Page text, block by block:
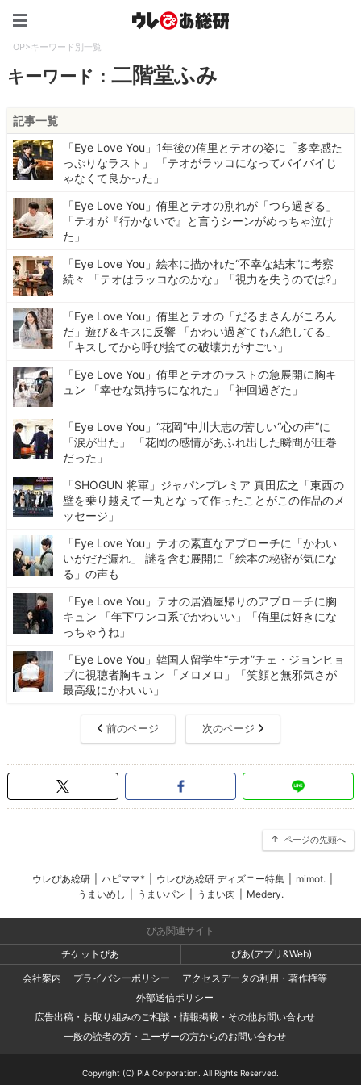
TOP>キーワード別一覧
キーワード：二階堂ふみ
記事一覧
「Eye Love You」1年後の侑里とテオの姿に「多幸感た
っぷりなラスト」 「テオがラッコになってバイバイじ
ゃなくて良かった」
「Eye Love You」侑里とテオの別れが「つら過ぎる」
「テオが『行かないで』と言うシーンがめっちゃ泣け
た」
「Eye Love You」絵本に描かれた“不幸な結末”に考察
続々 「テオはラッコなのかな」「視力を失うのでは?」
「Eye Love You」侑里とテオの「だるまさんがころん
だ」遊び＆キスに反響 「かわい過ぎてもん絶してる」
「キスしてから呼び捨ての破壊力がすごい」
「Eye Love You」侑里とテオのラストの急展開に胸キ
ュン 「幸せな気持ちになれた」「神回過ぎた」
「Eye Love You」“花岡”中川大志の苦しい“心の声”に
「涙が出た」 「花岡の感情があふれ出した瞬間が圧巻
だった」
「SHOGUN 将軍」ジャパンプレミア 真田広之「東西の
壁を乗り越えて一丸となって作ったことがこの作品のメ
ッセージ」
「Eye Love You」テオの素直なアプローチに「かわい
いがだだ漏れ」 謎を含む展開に「絵本の秘密が気にな
る」の声も
「Eye Love You」テオの居酒屋帰りのアプローチに胸
キュン 「年下ワンコ系でかわいい」「侑里は好きにな
っちゃうね」
「Eye Love You」韓国人留学生“テオ”チェ・ジョンヒョ
プに視聴者胸キュン 「メロメロ」「笑顔と無邪気さが
最高級にかわいい」
前のページ 次のページ
ページの先頭へ
ウレぴあ総研 ハピママ* ウレぴあ総研 ディズニー特集 mimot.
うまいめし
うまいパン うまい肉 Medery.
ぴあ関連サイト
チケットぴあ
ぴあ(アプリ&Web)
会社案内
プライバシーポリシー
アクセスデータの利用・著作権等
外部送信ポリシー
広告出稿・お取り組みのご相談・情報掲載・その他お問い合わせ
一般の読者の方・ユーザーの方からのお問い合わせ
Copyright (C) PIA Corporation. All Rights Reserved.